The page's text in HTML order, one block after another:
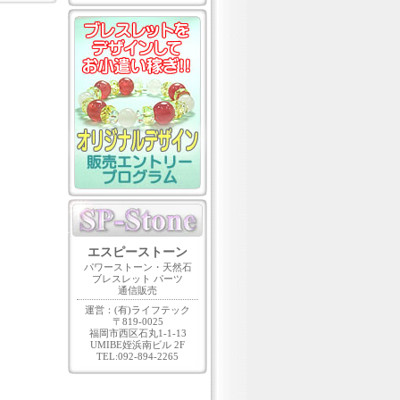
エスピーストーン
パワーストーン・天然石
ブレスレット パーツ
通信販売
運営：(有)ライフテック
〒819-0025
福岡市西区石丸1-1-13
UMIBE姪浜南ビル 2F
TEL:092-894-2265